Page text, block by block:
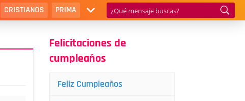
CRISTIANOS PRIMA
Felicitaciones de
cumpleaños
Feliz Cumpleaños